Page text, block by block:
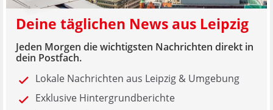
Deine täglichen News aus Leipzig
Jeden Morgen die wichtigsten Nachrichten direkt in
dein Postfach.
Lokale Nachrichten aus Leipzig & Umgebung
Exklusive Hintergrundberichte